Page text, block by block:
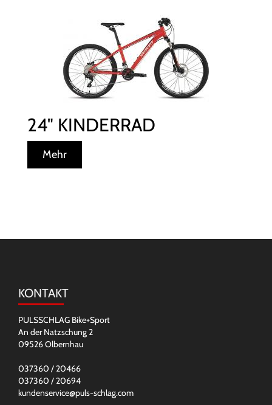
24" KINDERRAD
Mehr
KONTAKT
PULSSCHLAG Bike+Sport
An der Natzschung 2
09526 Olbernhau
037360 / 20466
037360 / 20694
kundenservice@puls-schlag.com